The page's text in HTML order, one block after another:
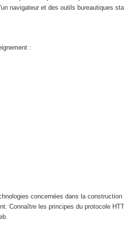
navigateur et des outils bureautiques
:
concernées dans la construction
Connaître les principes du protocole